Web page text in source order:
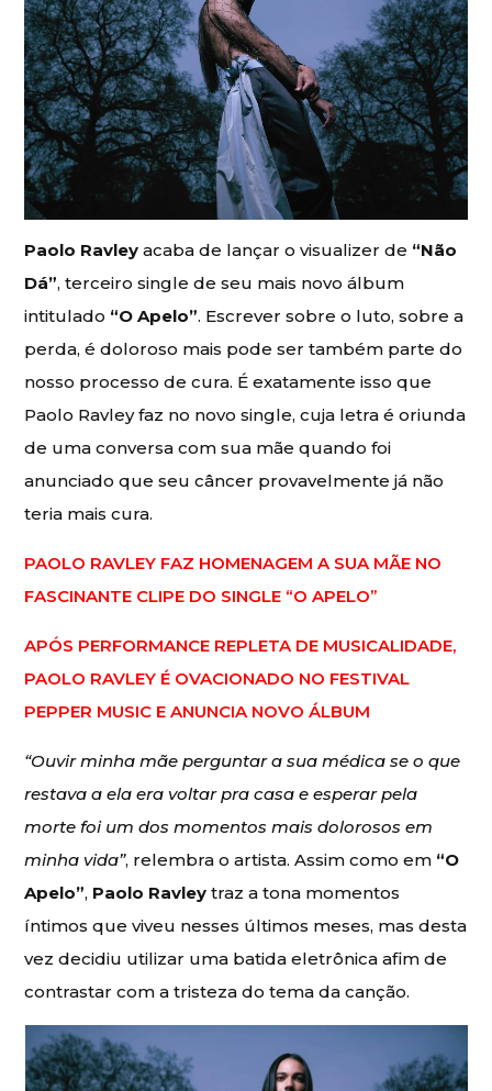
Paolo Ravley acaba de lançar o visualizer de “Não
Dá”, terceiro single de seu mais novo álbum
intitulado “O Apelo”. Escrever sobre o luto, sobre a
perda, é doloroso mais pode ser também parte do
nosso processo de cura. É exatamente isso que
Paolo Ravley faz no novo single, cuja letra é oriunda
de uma conversa com sua mãe quando foi
anunciado que seu câncer provavelmente já não
teria mais cura.
PAOLO RAVLEY FAZ HOMENAGEM A SUA MÃE NO
FASCINANTE CLIPE DO SINGLE “O APELO”
APÓS PERFORMANCE REPLETA DE MUSICALIDADE,
PAOLO RAVLEY É OVACIONADO NO FESTIVAL
PEPPER MUSIC E ANUNCIA NOVO ÁLBUM
“Ouvir minha mãe perguntar a sua médica se o que
restava a ela era voltar pra casa e esperar pela
morte foi um dos momentos mais dolorosos em
minha vida”, relembra o artista. Assim como em “O
Apelo”, Paolo Ravley traz a tona momentos
íntimos que viveu nesses últimos meses, mas desta
vez decidiu utilizar uma batida eletrônica afim de
contrastar com a tristeza do tema da canção.